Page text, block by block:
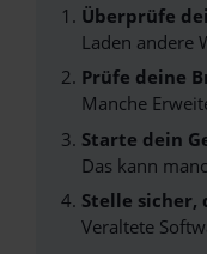
Überprüfe
Laden andere
Prüfe deine
Manche
Starte dein
Das kann
Stelle sicher,
Veraltete